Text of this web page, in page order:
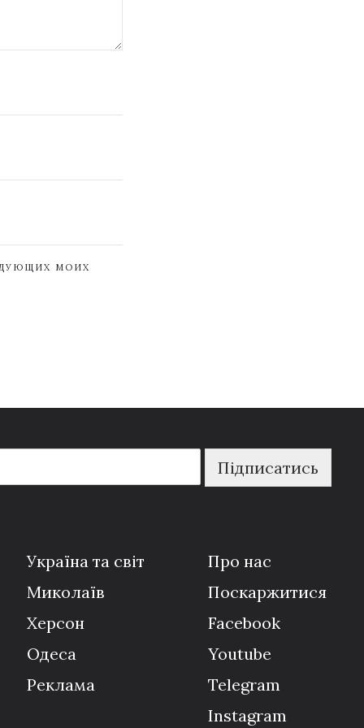
МОИХ
Підписатись
Україна та світ
Миколаїв
Херсон
Одеса
Реклама
Про нас
Поскаржитися
Facebook
Youtube
Telegram
Instagram